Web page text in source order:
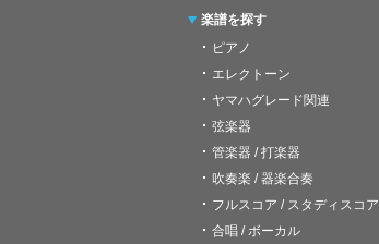
楽譜を探す
ピアノ
エレクトーン
ヤマハグレード関連
弦楽器
管楽器 / 打楽器
吹奏楽 / 器楽合奏
フルスコア / スタディスコア
合唱 / ボーカル